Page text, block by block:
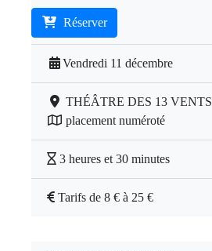
Réserver
Vendredi 11 décembre
THÉÂTRE DES 13 VENTS
placement numéroté
3 heures et 30 minutes
Tarifs de 8 € à 25 €